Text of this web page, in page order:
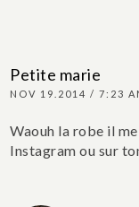
Petite marie
NOV 19.2014 / 7:23
Waouh la robe il
Instagram ou sur